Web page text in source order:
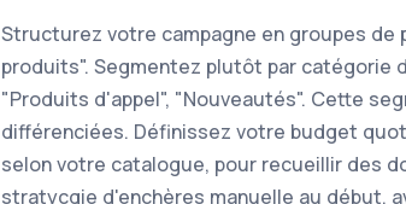
Structurez votre campagne en groupes
produits". Segmentez plutôt par catégorie
"Produits d'appel", "Nouveautés". Cette
différenciées. Définissez votre budget
selon votre catalogue, pour recueillir des
stratycgie d'enchères manuelle au début,